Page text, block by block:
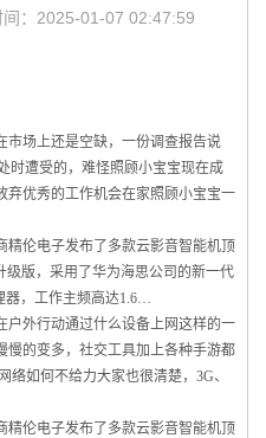
：2025-01-07 02:47:59
场上还是空缺，一份调查报告说
时遭受的，难怪照顾小宝宝现在成
弃优秀的工作机会在家照顾小宝宝一
伦电子发布了多款云影音智能机顶
级版，采用了华为海思公司的新一代
器，工作主频高达1.6…
外行动通过什么设备上网这样的一
慢的变多，社交工具加上各种手游都
如何不给力大家也很清楚，3G、
伦电子发布了多款云影音智能机顶